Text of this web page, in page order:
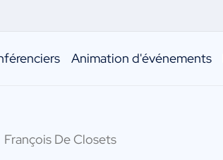
Animation d'événements
François De Closets